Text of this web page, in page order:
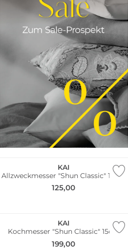
KAI
Allzweckmesser "Shun Classic" 10cm
125,00
KAI
Kochmesser "Shun Classic" 15cm
199,00